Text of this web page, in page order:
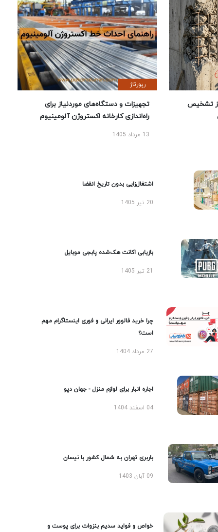
تشخیص
رپورتاژ
تجهیزات و دستگاه‌های موردنیاز برای
راه‌اندازی کارخانه اکستروژن آلومینیوم
13 مرداد 1405
اشتغال‌زایی بدون تاریخ انقضا
20 تیر 1405
بازیابی اکانت هک‌شده پابجی موبایل
چرا خرید فالوور ایرانی و فوری اینستاگرام مهم
است؟
27 مرداد 1404
اجاره انبار برای لوازم منزل - جهان دپو
04 اسفند 1404
باربری تهران به شمال کشور با نیسان
09 آبان 1403
خواص و فواید سدیم بنزوات برای پوست و